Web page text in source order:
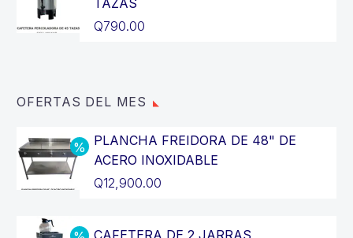
Q790.00
OFERTAS DEL MES
PLANCHA FREIDORA DE 48" DE
ACERO INOXIDABLE
El
original
Q12,900.00
precio
CAFETERA DE 2 JARRAS